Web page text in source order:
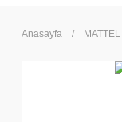
Anasayfa MATTEL